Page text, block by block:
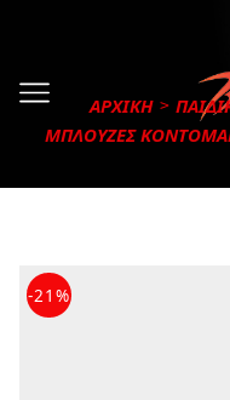
ΑΡΧΙΚΗ
ΜΠΛΟΥΖΕΣ
-21%